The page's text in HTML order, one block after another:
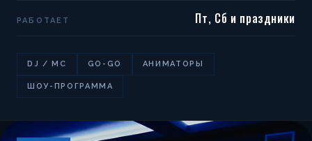
РАБОТАЕТ Пт, Сб и праздники
DJ / MC GO-GO АНИМАТОРЫ
ШОУ-ПРОГРАММА